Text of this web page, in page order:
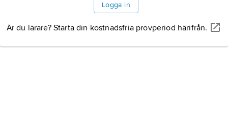
Logga in
Är du lärare? Starta din kostnadsfria provperiod härifrån.